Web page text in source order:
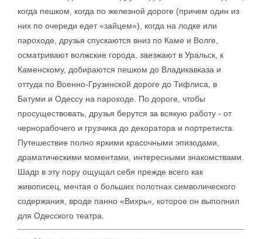
когда пешком, когда по железной дороге (причем один из
них по очереди едет «зайцем»), когда на лодке или
пароходе, друзья спускаются вниз по Каме и Волге,
осматривают волжские города, заезжают в Уральск, к
Каменскому, добираются пешком до Владикавказа и
оттуда по Военно-Грузинской дороге до Тифлиса, в
Батуми и Одессу на пароходе. По дороге, чтобы
просуществовать, друзья берутся за всякую работу - от
чернорабочего и грузчика до декоратора и портретиста.
Путешествие полно яркими красочными эпизодами,
драматическими моментами, интересными знакомствами.
Шадр в эту пору ощущал себя прежде всего как
живописец, мечтая о больших полотнах символического
содержания, вроде панно «Вихрь», которое он выполнил
для Одесского театра.